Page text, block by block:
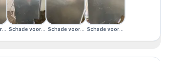
· Engels Display
linkerzijkant · Engels Display
· Schade linkerzijkant · Engels Display
· Schade rechterzijkant · Schade linkerzijkant · Engels Display
Schade voorkant · Schade rechterzijkant · Schade linkerzijkant ·
Schade voorkant · Schade rechterzijkant ·
Schade voorkant · Schade